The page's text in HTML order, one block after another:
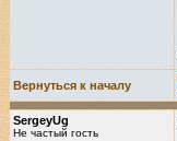
Вернуться к началу
SergeyUg
Не частый гость